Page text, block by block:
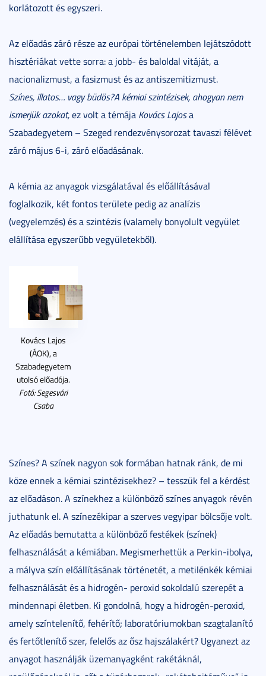
korlátozott és egyszeri.
Az előadás záró része az európai történelemben lejátszódott
hisztériákat vette sorra: a jobb- és baloldal vitáját, a
nacionalizmust, a fasizmust és az antiszemitizmust.
Színes, illatos… vagy büdös?A kémiai szintézisek, ahogyan nem
ismerjük azokat,ez volt a témája Kovács Lajosa
Szabadegyetem – Szeged rendezvénysorozat tavaszi félévet
záró május 6-i, záró előadásának.
A kémia az anyagok vizsgálatával és előállításával
foglalkozik, két fontos területe pedig az analízis
(vegyelemzés) és a szintézis (valamely bonyolult vegyület
elállítása egyszerűbb vegyületekből).
Kovács Lajos
(ÁOK), a
Szabadegyetem
utolsó előadója.
Fotó: Segesvári
Csaba
Színes? A színek nagyon sok formában hatnak ránk, de mi
köze ennek a kémiai szintézisekhez? – tesszük fel a kérdést
az előadáson. A színekhez a különböző színes anyagok révén
juthatunk el. A színezékipar a szerves vegyipar bölcsője volt.
Az előadás bemutatta a különböző festékek (színek)
felhasználását a kémiában. Megismerhettük a Perkin-ibolya,
a mályva szín előállításának történetét, a metilénkék kémiai
felhasználását és a hidrogén- peroxid sokoldalú szerepét a
mindennapi életben. Ki gondolná, hogy a hidrogén-peroxid,
amely színtelenítő, fehérítő; laboratóriumokban szagtalanító
és fertőtlenítő szer, felelős az ősz hajszálakért? Ugyanezt az
anyagot használják üzemanyagként rakétáknál,